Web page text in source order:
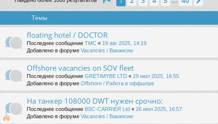
Темы
floating hotel / DOCTOR
Последнее сообщение TMC « 19 авг 2025, 14:19
Добавлено в форуме Vacancies / Вакансии
Offshore vacancies on SOV fleet
Последнее сообщение GRETIMYBE LTD « 29 июл 2025, 16:55
Добавлено в форуме Offshore / Работа в оффшоре
На танкер 108000 DWT нужен срочно:
Последнее сообщение BSC-CARRIER Ltd « 26 июл 2025, 16:57
Добавлено в форуме Vacancies / Вакансии